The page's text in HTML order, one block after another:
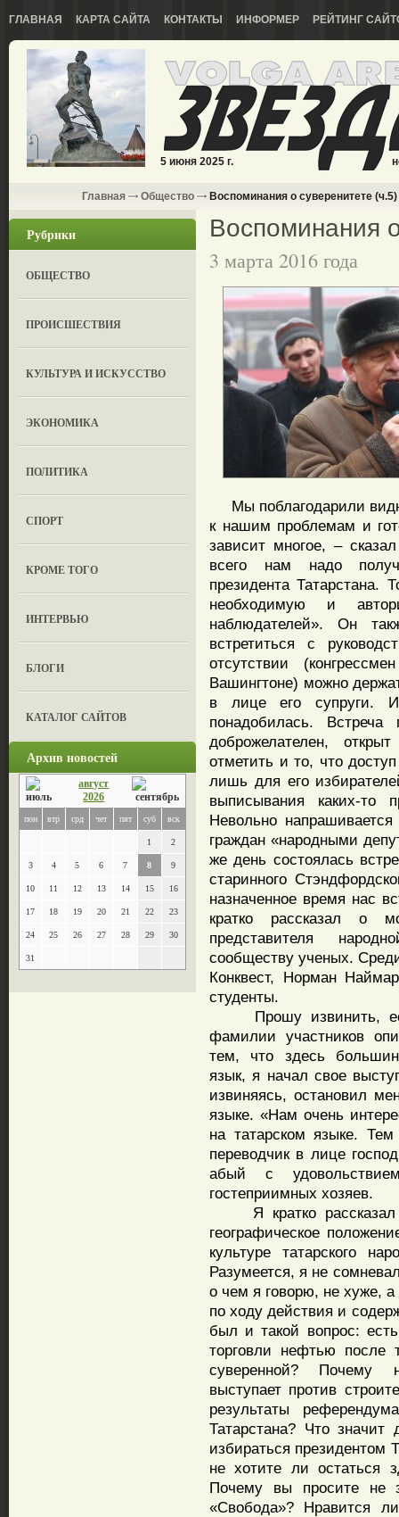
ГЛАВНАЯ КАРТА САЙТА КОНТАКТЫ ИНФОРМЕР РЕЙТИНГ
5 июня 2025 г.
Главная Общество Воспоминания о суверенитете (ч.5)
Рубрики
ОБЩЕСТВО
ПРОИСШЕСТВИЯ
КУЛЬТУРА И ИСКУССТВО
ЭКОНОМИКА
ПОЛИТИКА
СПОРТ
КРОМЕ ТОГО
ИНТЕРВЬЮ
БЛОГИ
КАТАЛОГ САЙТОВ
Архив новостей
август
2026
пон втр срд чет пят суб вск
1 2
3 4 5 6 7 8 9
10 11 12 13 14 15 16
17 18 19 20 21 22 23
24 25 26 27 28 29 30
31
Воспоминания
3 марта 2016 года
Мы поблагодарили
к нашим проблемам и
зависит многое, –
всего нам надо
президента Татарстана.
необходимую и
наблюдателей». Он
встретиться с
отсутствии
Вашингтоне) можно
в лице его супруги. И
понадобилась. Встреча
доброжелателен,
отметить и то, что
лишь для его
выписывания каких-то
Невольно
граждан «народными
же день состоялась
старинного
назначенное время нас
кратко рассказал о
представителя
сообществу ученых.
Конквест, Норман
студенты.
Прошу извинить,
фамилии участников
тем, что здесь
язык, я начал свое
извиняясь, остановил
языке. «Нам очень
на татарском языке.
переводчик в лице
абый с
гостеприимных хозяев.
Я кратко рассказал
географическое
культуре татарского
Разумеется, я не
о чем я говорю, не хуже,
по ходу действия и
был и такой вопрос:
торговли нефтью после
суверенной? Почему
выступает против
результаты
Татарстана? Что
избираться президентом
не хотите ли остаться
Почему вы просите не
«Свобода»? Нравится